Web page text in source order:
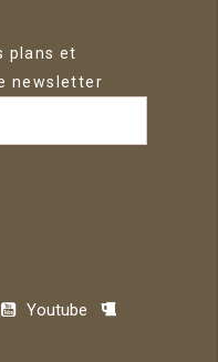
plans et
newsletter
Youtube